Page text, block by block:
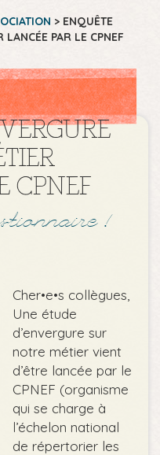
> ENQUÊTE
LANCÉE PAR LE CPNEF
CPNEF
!
Cher•e•s collègues,
Une étude
d’envergure sur
notre métier vient
d’être lancée par le
CPNEF (organisme
qui se charge à
l’échelon national
de répertorier les